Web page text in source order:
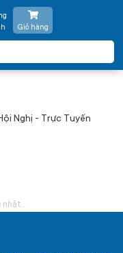
Giỏ hàng
Nghị - Trực Tuyến
nhật...